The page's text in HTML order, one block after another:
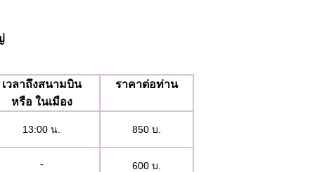
เวลาถึงสนามบิน
หรือ ในเมือง
ราคาต่อท่าน
13:00 น. 850 บ.
- 600 บ.